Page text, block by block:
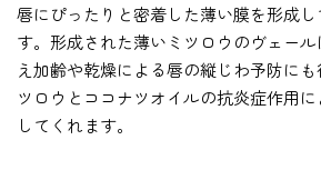
唇にぴったりと密着した薄い膜を形成
す。形成された薄いミツロウのヴェー
え加齢や乾燥による唇の縦じわ予防に
ツロウとココナツオイルの抗炎症作用
してくれます。